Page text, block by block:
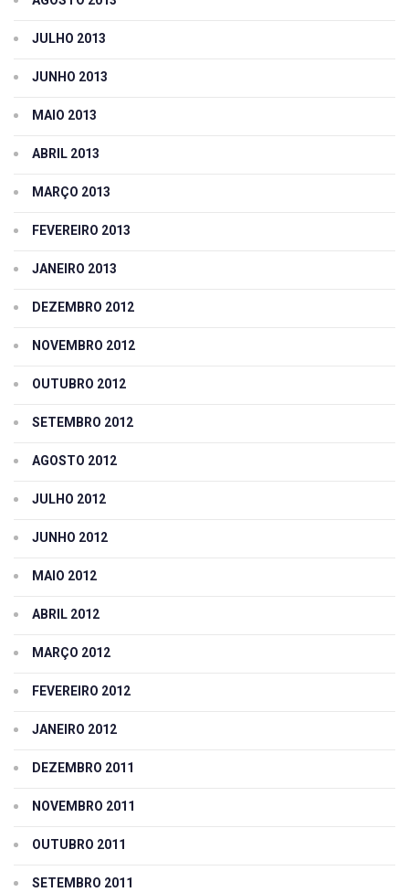
JULHO 2013
JUNHO 2013
MAIO 2013
ABRIL 2013
MARÇO 2013
FEVEREIRO 2013
JANEIRO 2013
DEZEMBRO 2012
NOVEMBRO 2012
OUTUBRO 2012
SETEMBRO 2012
AGOSTO 2012
JULHO 2012
JUNHO 2012
MAIO 2012
ABRIL 2012
MARÇO 2012
FEVEREIRO 2012
JANEIRO 2012
DEZEMBRO 2011
NOVEMBRO 2011
OUTUBRO 2011
SETEMBRO 2011